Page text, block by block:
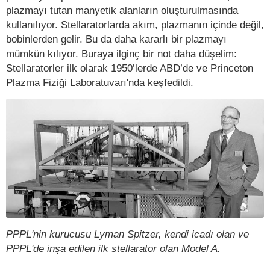
plazmayı tutan manyetik alanların oluşturulmasında
kullanılıyor. Stellaratorlarda akım, plazmanın içinde değil,
bobinlerden gelir. Bu da daha kararlı bir plazmayı
mümkün kılıyor. Buraya ilginç bir not daha düşelim:
Stellaratorler ilk olarak 1950’lerde ABD’de ve Princeton
Plazma Fiziği Laboratuvarı'nda keşfedildi.
PPPL'nin kurucusu Lyman Spitzer, kendi icadı olan ve
PPPL'de inşa edilen ilk stellarator olan Model A.